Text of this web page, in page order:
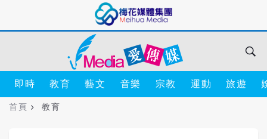
即時 教育 藝文 音樂 宗教 運動 旅遊
首頁 教育